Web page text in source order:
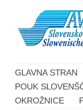
GLAVNA STRAN
POUK
OKROŽNICE